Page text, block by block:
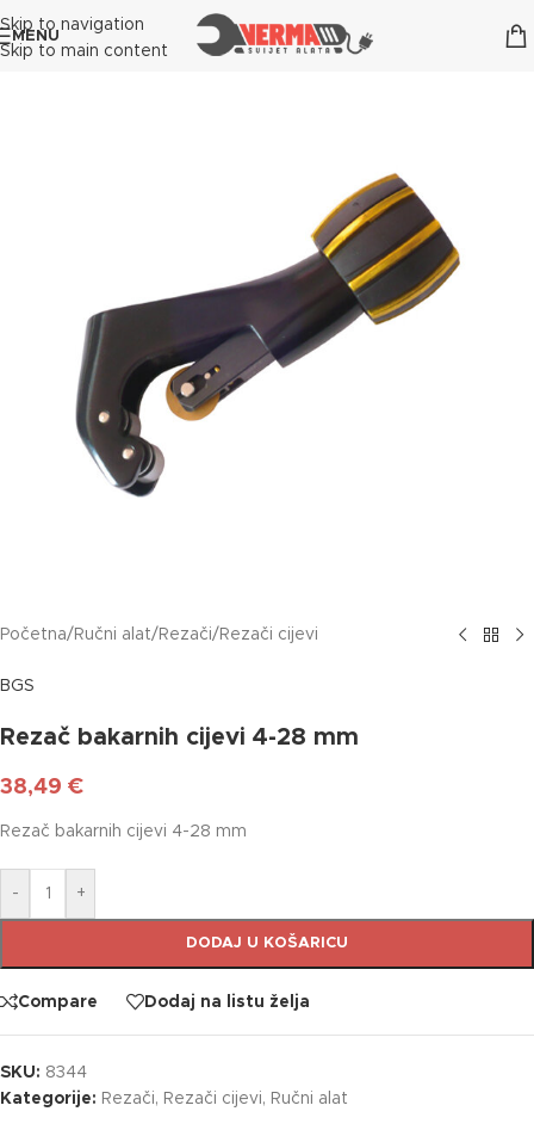
Skip to navigation
Skip to main content
MENU
Početna/ Ručni alat/ Rezači/ Rezači cijevi
BGS
Rezač bakarnih cijevi 4-28 mm
38,49 €
Rezač bakarnih cijevi 4-28 mm
- +
DODAJ U KOŠARICU
Compare Dodaj na listu želja
SKU: 8344
Kategorije: Rezači, Rezači cijevi, Ručni alat